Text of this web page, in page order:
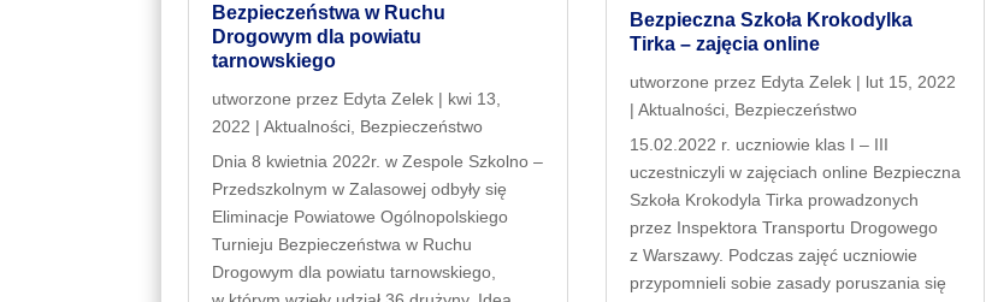
Bezpieczeństwa w Ruchu
Drogowym dla powiatu
tarnowskiego
utworzone przez Edyta Zelek | kwi 13,
2022 |Aktualności Bezpieczeństwo
Dnia 8 kwietnia 2022r. w Zespole Szkolno –
Przedszkolnym w Zalasowej odbyły się
Eliminacje Powiatowe Ogólnopolskiego
Turnieju Bezpieczeństwa w Ruchu
Drogowym dla powiatu tarnowskiego,
Bezpieczna Szkoła Krokodylka
Tirka – zajęcia online
utworzone przez Edyta Zelek| lut 15, 2022
| Aktualności, Bezpieczeństwo
15.02.2022 r. uczniowie klas I – III
uczestniczyli w zajęciach online Bezpieczna
Szkoła Krokodyla Tirka prowadzonych
przez Inspektora Transportu Drogowego
z Warszawy. Podczas zajęć uczniowie
przypomnieli sobie zasady poruszania się